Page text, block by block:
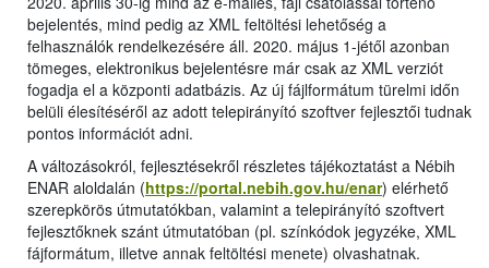
bejelentés, mind pedig az XML feltöltési lehetőség a
felhasználók rendelkezésére áll. 2020. május 1-jétől azonban
tömeges, elektronikus bejelentésre már csak az XML verziót
fogadja el a központi adatbázis. Az új fájlformátum türelmi időn
belüli élesítéséről az adott telepirányító szoftver fejlesztői tudnak
pontos információt adni.
A változásokról, fejlesztésekről részletes tájékoztatást a Nébih
ENAR aloldalán (https://portal.nebih.gov.hu/enar) elérhető
szerepkörös útmutatókban, valamint a telepirányító szoftvert
fejlesztőknek szánt útmutatóban (pl. színkódok jegyzéke, XML
fájformátum, illetve annak feltöltési menete) olvashatnak.